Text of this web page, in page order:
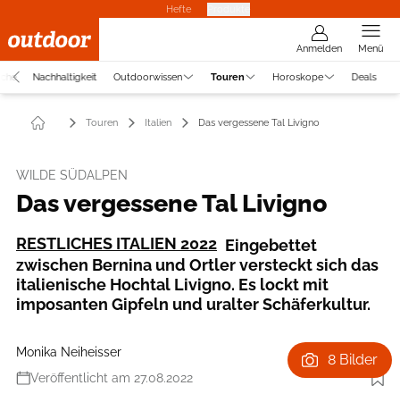
Hefte
Anmelden Menü
Nachhaltigkeit Outdoorwissen Touren Horoskope Deals
Touren Italien Das vergessene Tal Livigno
WILDE SÜDALPEN
Das vergessene Tal Livigno
RESTLICHES ITALIEN 2022 Eingebettet
zwischen Bernina und Ortler versteckt sich das
italienische Hochtal Livigno. Es lockt mit
imposanten Gipfeln und uralter Schäferkultur.
Monika Neiheisser
Veröffentlicht am 27.08.2022
Foto: Monika Neiheisser
8 Bilder